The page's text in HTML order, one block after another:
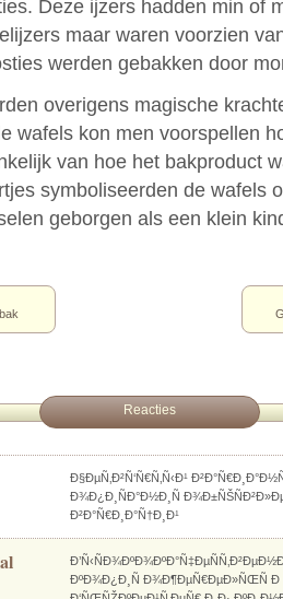
Deze ijzers hadden min of
maar waren voorzien
werden gebakken door
overigens magische
wafels kon men voorspellen
van hoe het bakproduct
symboliseerden de wafels
geborgen als een klein
Reacties
Ð§ÐµÑ‚Ð²Ñ‘Ñ€Ñ‚Ñ‹Ð¹
Ð¾Ð¿Ð¸ÑÐ°Ð½Ð¸Ñ
Ð²Ð°Ñ€Ð¸Ð°Ñ†Ð¸Ð¹
ÐºÐ¾Ð¿Ð¸Ñ Ð¾Ð¶ÐµÑ€ÐµÐ»ÑŒÑ Ð